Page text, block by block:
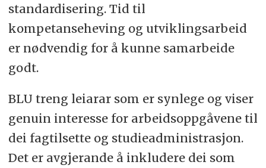
standardisering. Tid til
kompetanseheving og utviklingsarbeid
er nødvendig for å kunne samarbeide
godt.
BLU treng leiarar som er synlege og viser
genuin interesse for arbeidsoppgåvene til
dei fagtilsette og studieadministrasjon.
Det er avgjerande å inkludere dei som